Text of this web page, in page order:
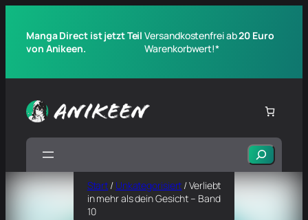
Manga Direct ist jetzt Teil
von Anikeen.
Versandkostenfrei ab20 Euro
Warenkorbwert!*
Suchen
Start / Unkategorisiert / Verliebt
in mehr als dein Gesicht – Band
10